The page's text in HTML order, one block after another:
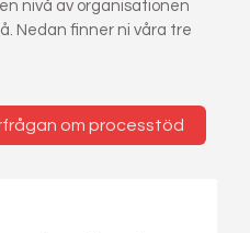
nivå av organisationen
Nedan finner ni våra tre
om processtöd